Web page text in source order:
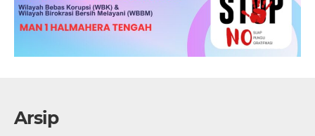
Arsip